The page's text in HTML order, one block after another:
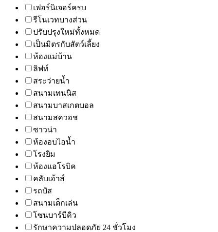
เฟอร์นิเจอร์ครบ
รีโนเวทบางส่วน
ปรับปรุงใหม่ทั้งหมด
เป็นมิตรกับสัตว์เลี้ยง
ห้องแม่บ้าน
ลิฟท์
สระว่ายน้ำ
สนามเทนนิส
สนามบาสเกตบอล
สนามสควอช
ซาวน่า
ห้องอบไอน้ำ
โรงยิม
ห้องแอโรบิค
คลับเฮ้าส์
รถบัส
สนามเด็กเล่น
โซนบาร์บีคิว
รักษาความปลอดภัย 24 ชั่วโมง